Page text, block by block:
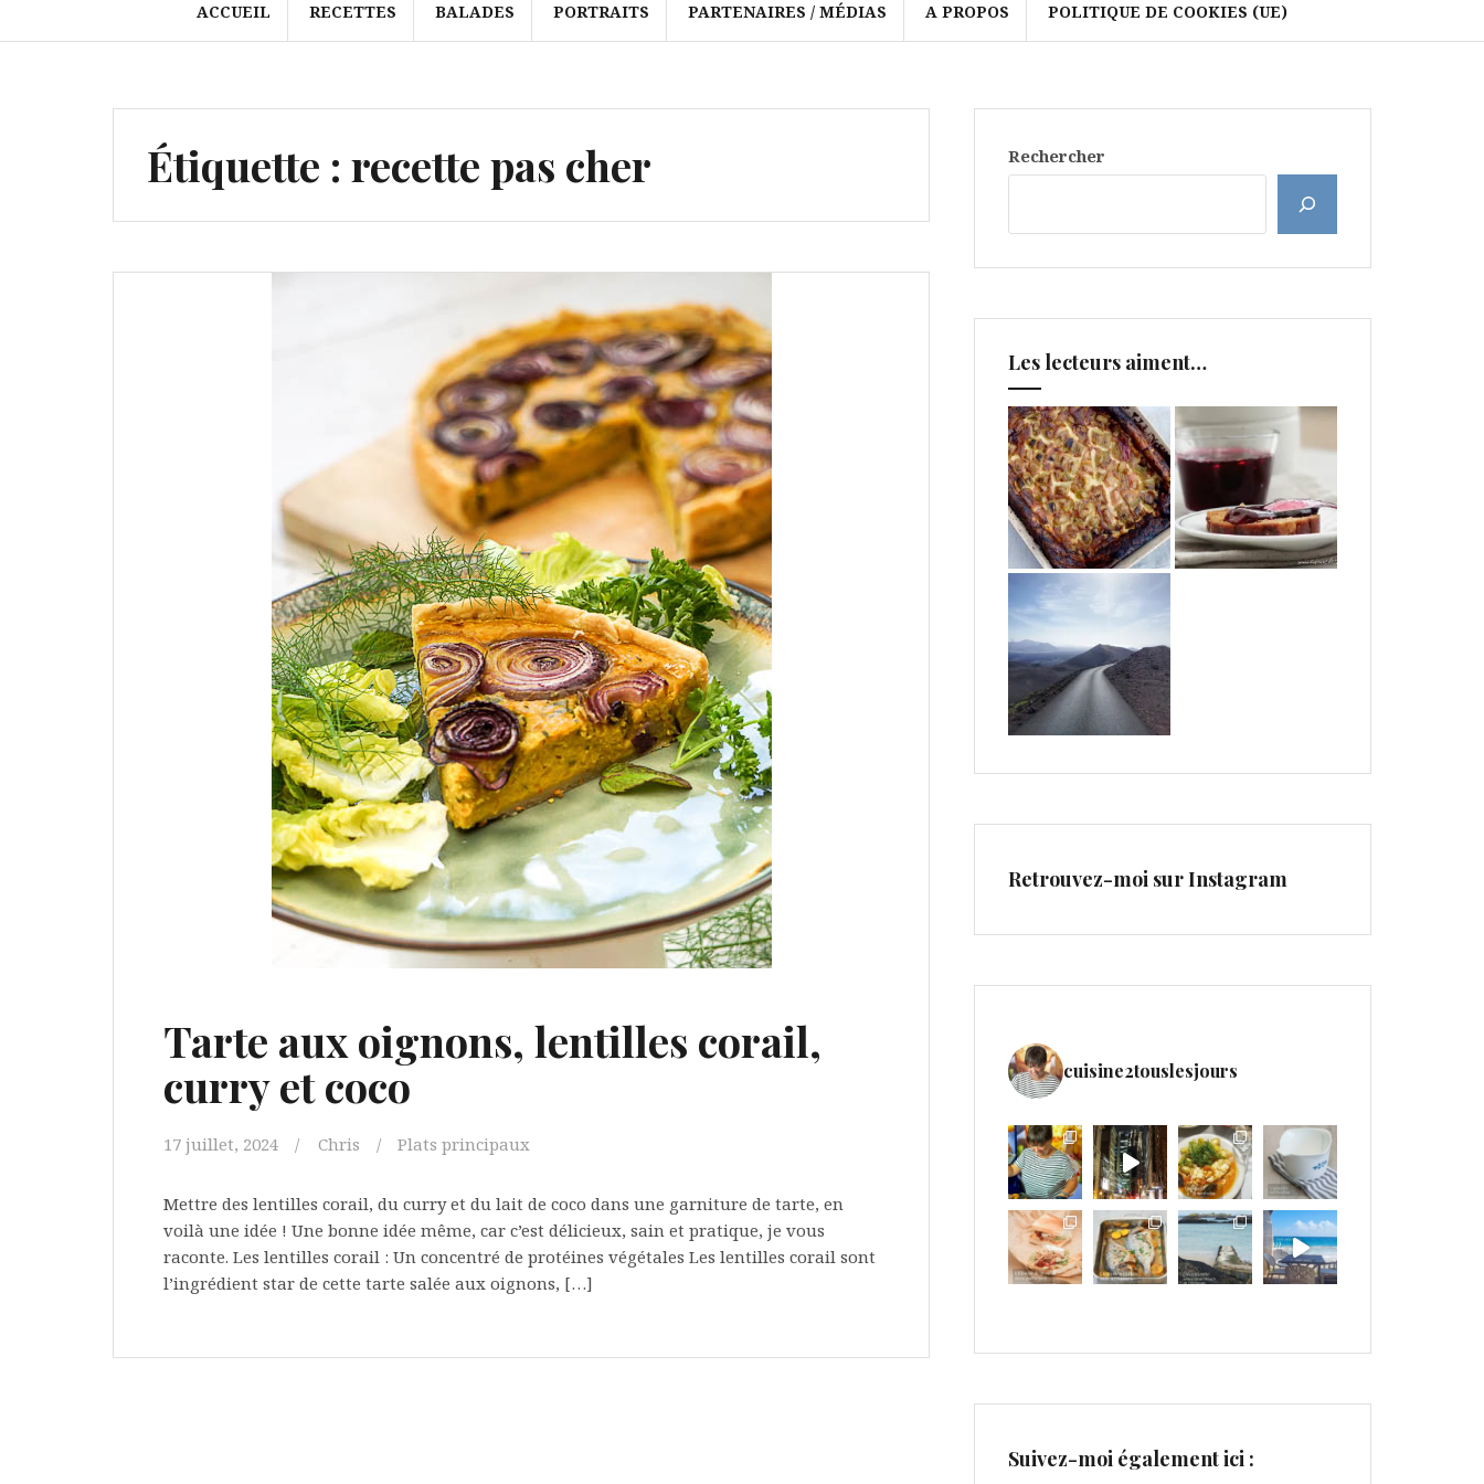
ACCUEIL RECETTES BALADES PORTRAITS PARTENAIRES / MÉDIAS A PROPOS POLITIQUE DE COOKIES (UE)
Étiquette : recette pas cher
Tarte aux oignons, lentilles corail,
curry et coco
17 juillet, 2024 Chris Plats principaux
Mettre des lentilles corail, du curry et du lait de coco dans une garniture de tarte, en
voilà une idée ! Une bonne idée même, car c’est délicieux, sain et pratique, je vous
raconte. Les lentilles corail : Un concentré de protéines végétales Les lentilles corail sont
l’ingrédient star de cette tarte salée aux oignons, […]
Rechercher
Les lecteurs aiment…
Retrouvez-moi sur Instagram
cuisine2touslesjours
Suivez-moi également ici :